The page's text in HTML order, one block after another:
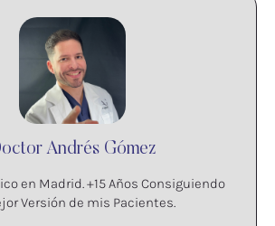
Andrés Gómez
en Madrid. +15 Años Consiguiendo
Versión de mis Pacientes.